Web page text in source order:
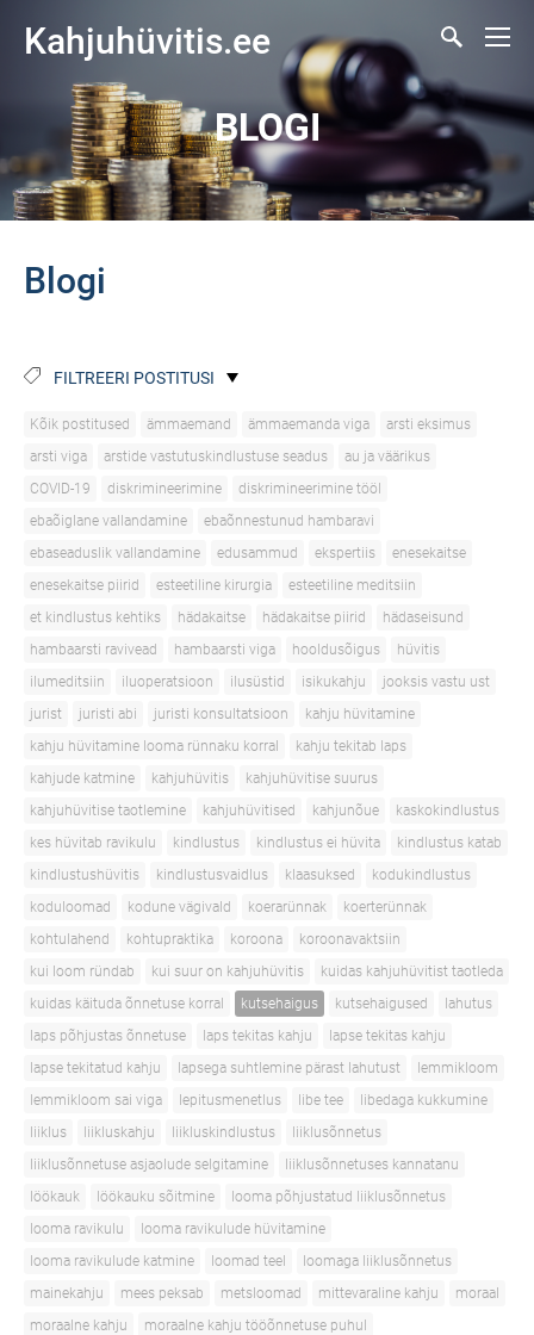
Kahjuhüvitis.ee
BLOGI
Blogi
FILTREERI POSTITUSI
Kõik postitused ämmaemand ämmaemanda viga
arsti eksimus
arsti viga
arstide vastutuskindlustuse seadus
au ja väärikus
COVID-19
diskrimineerimine
diskrimineerimine tööl
ebaõiglane vallandamine
ebaõnnestunud hambaravi
ebaseaduslik vallandamine
edusammud ekspertiis
enesekaitse
enesekaitse piirid
esteetiline kirurgia
esteetiline meditsiin
et kindlustus kehtiks
hädakaitse hädakaitse piirid
hädaseisund
hambaarsti ravivead
hambaarsti viga hooldusõigus
hüvitis
ilumeditsiin
iluoperatsioon ilusüstid isikukahju
jooksis vastu ust
jurist
juristi abi juristi konsultatsioon
kahju hüvitamine
kahju hüvitamine looma rünnaku korral
kahju tekitab laps
kahjude katmine
kahjuhüvitis
kahjuhüvitise suurus
kahjuhüvitise taotlemine
kahjuhüvitised kahjunõue
kaskokindlustus
kes hüvitab ravikulu
kindlustus kindlustus ei hüvita
kindlustus katab
kindlustushüvitis
kindlustusvaidlus klaasuksed
kodukindlustus
koduloomad
kodune vägivald koerarünnak
koerterünnak
kohtulahend
kohtupraktika koroona
koroonavaktsiin
kui loom ründab
kui suur on kahjuhüvitis
kuidas kahjuhüvitist taotleda
kuidas käituda õnnetuse korral
kutsehaigus kutsehaigused
lahutus
laps põhjustas õnnetuse
laps tekitas kahju
lapse tekitas kahju
lapse tekitatud kahju
lapsega suhtlemine pärast lahutust
lemmikloom
lemmikloom sai viga
lepitusmenetlus libe tee
libedaga kukkumine
liiklus
liikluskahju liikluskindlustus
liiklusõnnetus
liiklusõnnetuse asjaolude selgitamine
liiklusõnnetuses kannatanu
löökauk
löökauku sõitmine
looma põhjustatud liiklusõnnetus
looma ravikulu
looma ravikulude hüvitamine
looma ravikulude katmine
loomad teel
loomaga liiklusõnnetus
mainekahju
mees peksab metsloomad mittevaraline kahju
moraal
moraalne kahju
moraalne kahju tööõnnetuse puhul